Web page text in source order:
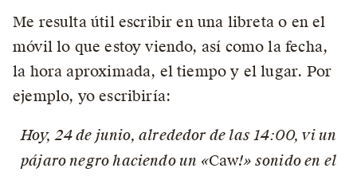
Me resulta útil escribir en una libreta o en el
móvil lo que estoy viendo, así como la fecha,
la hora aproximada, el tiempo y el lugar. Por
ejemplo, yo escribiría:
Hoy, 24 de junio, alrededor de las 14:00, vi un
pájaro negro haciendo un «Caw!» sonido en el